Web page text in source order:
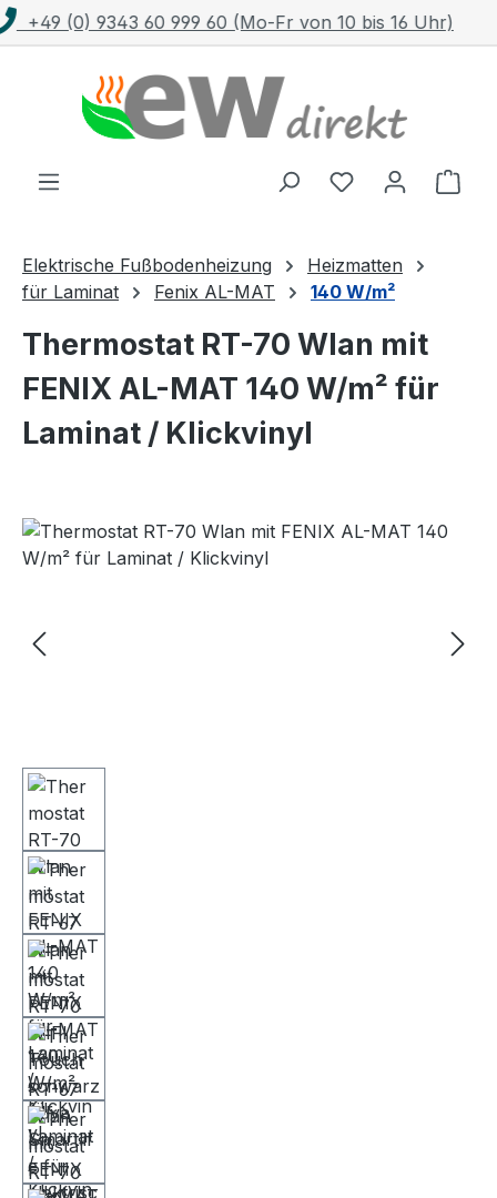
Zum Hauptinhalt springenKostenloser Versand mit DHL ab 100 €
Elektrische Fußbodenheizung
Heizmatten
für Laminat
Fenix AL-MAT 140 W/m²
Thermostat RT-70 Wlan mit
FENIX AL-MAT 140 W/m² für
Laminat / Klickvinyl
Bildergalerie überspringen